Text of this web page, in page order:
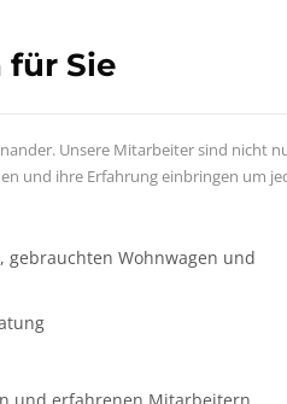
für Sie
Unsere Mitarbeiter sind nicht
und ihre Erfahrung einbringen um
Wohnwagen und